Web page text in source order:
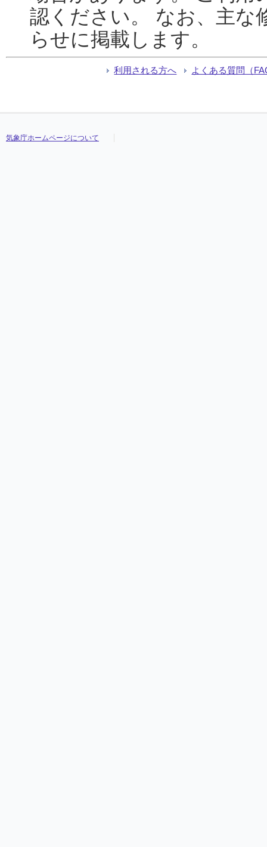
認ください。 なお、主な
らせに掲載します。
利用される方へ よくある質問（
気象庁ホームページについて